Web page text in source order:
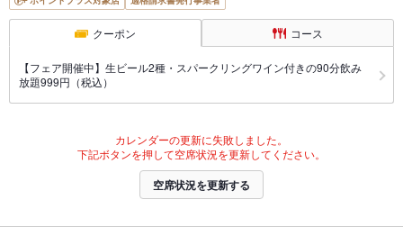
クーポン コース
【フェア開催中】生ビール2種・スパークリングワイン付きの90分飲み
放題999円（税込）
カレンダーの更新に失敗しました。
下記ボタンを押して空席状況を更新してください。
空席状況を更新する